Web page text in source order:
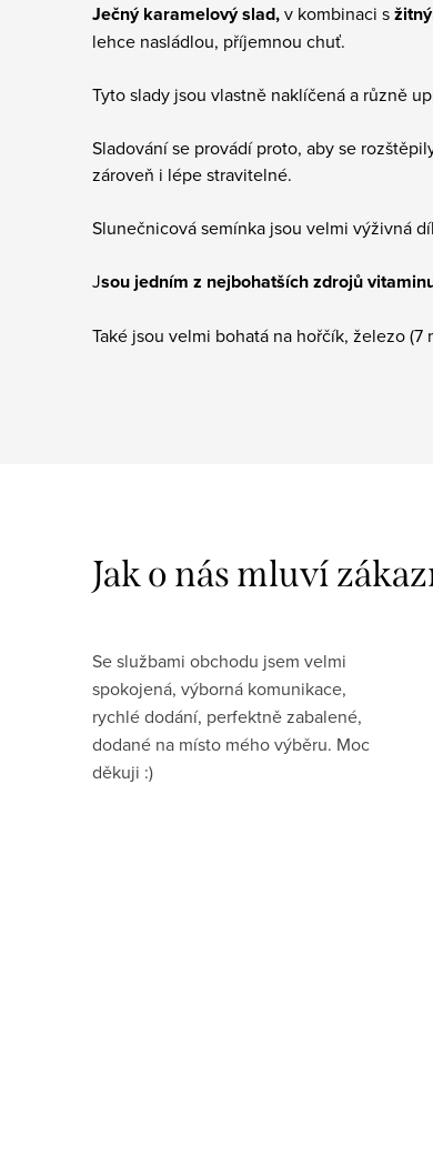
Ječný karamelový slad,v kombinaci s
lehce nasládlou, příjemnou chuť.
Tyto slady jsou vlastně naklíčená a různě
Sladování se provádí proto, aby se
zároveň i lépe stravitelné.
Slunečnicová semínka jsou velmi výživná
Jsou jedním z nejbohatších zdrojů
Také jsou velmi bohatá na hořčík, železo
Se službami obchodu jsem velmi
spokojená, výborná komunikace,
rychlé dodání, perfektně zabalené,
dodané na místo mého výběru. Moc
děkuji :)